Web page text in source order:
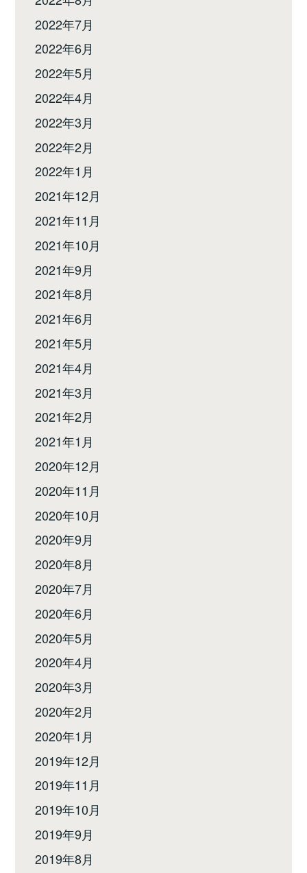
2022年7月
2022年6月
2022年5月
2022年4月
2022年3月
2022年2月
2022年1月
2021年12月
2021年11月
2021年10月
2021年9月
2021年8月
2021年6月
2021年5月
2021年4月
2021年3月
2021年2月
2021年1月
2020年12月
2020年11月
2020年10月
2020年9月
2020年8月
2020年7月
2020年6月
2020年5月
2020年4月
2020年3月
2020年2月
2020年1月
2019年12月
2019年11月
2019年10月
2019年9月
2019年8月